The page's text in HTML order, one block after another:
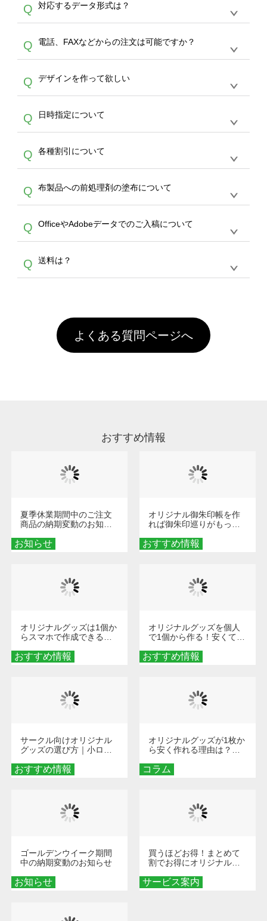
A
生産にて承っております。デザインツールから
デザインの作成から決済まで完了できます。
30枚以上やシルク印刷など、大口注文の場合
は、サポートが担当するエコバッグコンシェル
やタンブラーコンシェルをご利用ください。製
作する数量が多ければ多いほど、オンデマンド
サービスよりも低価格で製作することが可能で
す。
Q 対応するデータ形式は？
A
ドできるデータ形式は、JPG / PNG / AI / PSD /
PDF 形式になります。データの最大サイズ
写真などもアップロード可能です。使用できな
い画像はエラーになります。（※ Illustratorか
らの直接入稿には対応していません。AIで保存
し、デザインツールからアップロードして下さ
い）
Q 電話、FAXなどからの注文は可能ですか？
A
文のみ受け付けております。30個以上のご製
作をお考えの方は、サポートが担当するエコバ
スをご利用頂ければ、電話やFAX、メールなど
でご注文が可能です。
Q デザインを作って欲しい
A
を作って欲しい。などの場合は、製作数量が
30個以上であれば、サポート担当が、デザイ
バッグコンシェル
サー
ビスをご利用ください。(※ 30個以下の場合
は、デザインツールをご利用ください)
Q 日時指定について
A
ん。発送後18時以降に配送業者・伝票番号を
メールでお知らせいたしますので、直接配送業
者にご連絡いただき調整をお願い致します。
Q 各種割引について
A
カート内で自動的に割引(最大50%)が適用され
ます。 【付与ポイント】購入金額の1％が1ポ
イントとして付与され、次回ご注文時に1ポイ
ント＝1円としてお使いいただけます。ポイン
トは発送完了の翌日に付与され、次回ご注文時
からご利用頂けます。ポイントの有効期限は一
年間です。【会員ランク】過去10カ月のご注
文回数により会員ランク割引(最大5%)が適用
頂いても、ログインがされていなければ、ラン
クにカウントがされません。
Q 布製品への前処理剤の塗布について
A
意点（前処理剤）】カラー生地（Tシャツのホ
ワイト、トートバッグのナチュラル、ホワイト
といって、プリントを定着させるための処理剤
を塗布しており、短納期・低価格で商品をお届
害な性質で、水洗いで落とすことが可能です。
お手数ですが、お客様ご自身にて着用前に落と
していただけますようお願いいたします。※1
通常注文・直送機能でのご注文に関わらず、前
Q OfficeやAdobeデータでのご入稿について
A
ません。いずれのデータも該当デザインのみ画
像(JPEG,PNG,GIF,PDF)に変換、またはAdobe
Q 送料は？
引」などによるお値引きで4,000円未満になる
場合は送料がかかりますので、ご注意くださ
い。
よくある質問ページへ
おすすめ情報
お知らせ
夏季休業期間中のご注文
商品の納期変動のお知ら
おすすめ情報
オリジナル御朱印帳を作
れば御朱印巡りがもっと
ダーメイドする魅力と選
び方
おすすめ情報
オリジナルグッズは1個か
らスマホで作成できる！
くなる巾着＆ポーチ活用
術
おすすめ情報
オリジナルグッズを個人
で1個から作る！安くて簡
秘訣
おすすめ情報
サークル向けオリジナル
グッズの選び方｜小ロッ
める秘訣
コラム
オリジナルグッズが1枚か
ら安く作れる理由は？オ
とメリットを解説
お知らせ
ゴールデンウイーク期間
中の納期変動のお知らせ
サービス案内
買うほどお得！まとめて
割でお得にオリジナルグ